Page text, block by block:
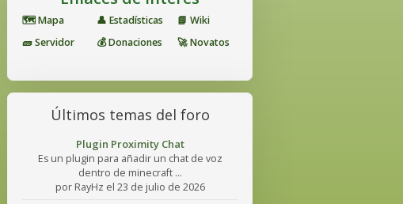
🗺️ Mapa 👤 Estadísticas
📘 Wiki
🧱 Servidor
💰 Donaciones 🚀 Novatos
Últimos temas del foro
Plugin Proximity Chat
Es un plugin para añadir un chat de voz
dentro de minecraft ...
por RayHz el 23 de julio de 2026